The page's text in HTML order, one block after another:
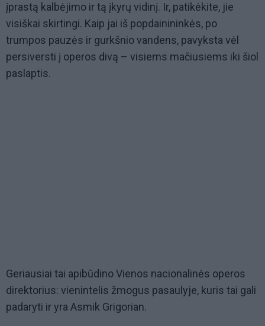
įprastą kalbėjimo ir tą įkyrų vidinį. Ir, patikėkite, jie
visiškai skirtingi. Kaip jai iš popdainininkės, po
trumpos pauzės ir gurkšnio vandens, pavyksta vėl
persiversti į operos divą – visiems mačiusiems iki šiol
paslaptis.
Geriausiai tai apibūdino Vienos nacionalinės operos
direktorius: vienintelis žmogus pasaulyje, kuris tai gali
padaryti ir yra Asmik Grigorian.